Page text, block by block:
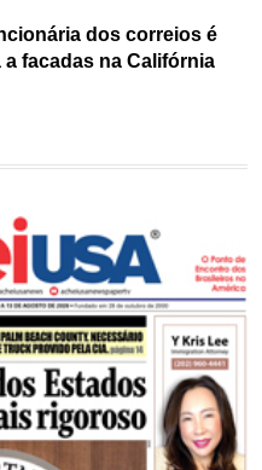
dos correios é
facadas na Califórnia